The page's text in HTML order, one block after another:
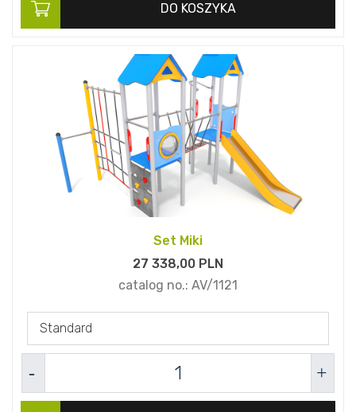
DO KOSZYKA
Set Miki
27 338,00 PLN
catalog no.: AV/1121
Standard